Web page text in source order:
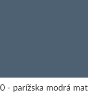
- parížska modrá mat